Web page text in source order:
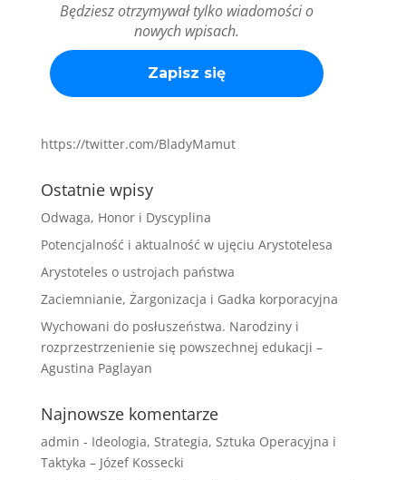
Będziesz otrzymywał tylko wiadomości o
nowych wpisach.
https://twitter.com/BladyMamut
Ostatnie wpisy
Odwaga, Honor i Dyscyplina
Potencjalność i aktualność w ujęciu Arystotelesa
Arystoteles o ustrojach państwa
Zaciemnianie, Żargonizacja i Gadka korporacyjna
Wychowani do posłuszeństwa. Narodziny i
rozprzestrzenienie się powszechnej edukacji –
Agustina Paglayan
Najnowsze komentarze
admin - Ideologia, Strategia, Sztuka Operacyjna i
Taktyka – Józef Kossecki